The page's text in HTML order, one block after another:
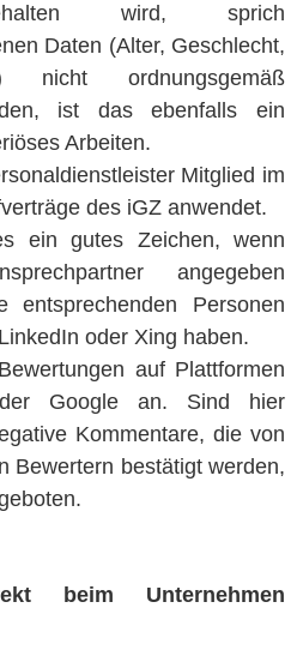
wird, sprich
Daten (Alter, Geschlecht,
nicht ordnungsgemäß
ist das ebenfalls ein
Arbeiten.
Mitglied im
des iGZ anwendet.
ein gutes Zeichen, wenn
angegeben
entsprechenden Personen
oder Xing haben.
auf Plattformen
Google an. Sind hier
Kommentare, die von
Bewertern bestätigt werden,
beim Unternehmen